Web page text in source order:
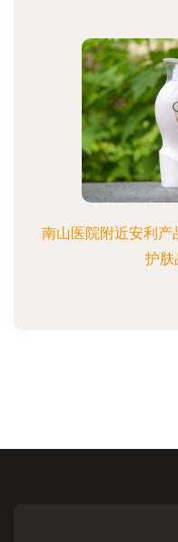
南山医院附近安利产
护肤